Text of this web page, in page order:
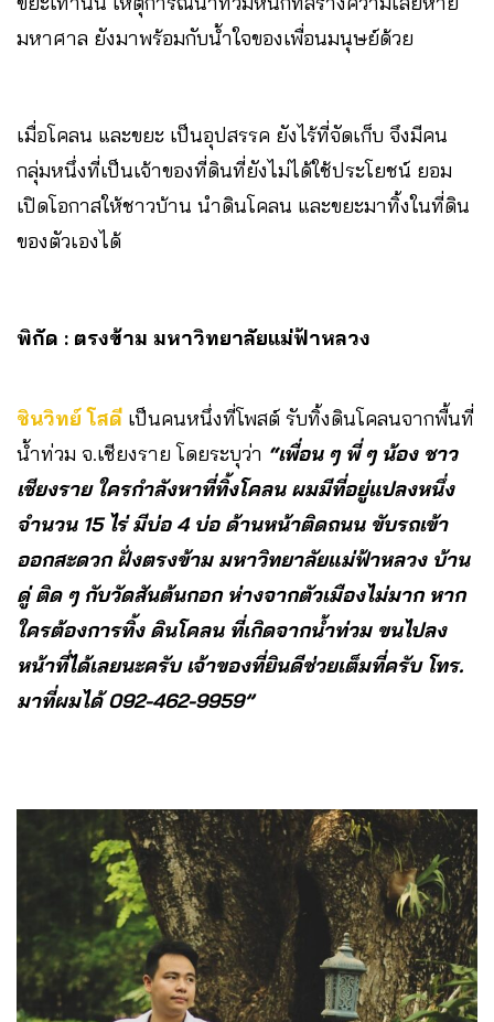
มหาศาล ยังมาพร้อมกับน้ำใจของเพื่อนมนุษย์ด้วย
เมื่อโคลน และขยะ เป็นอุปสรรค ยังไร้ที่จัดเก็บ จึงมีคน
กลุ่มหนึ่งที่เป็นเจ้าของที่ดินที่ยังไม่ได้ใช้ประโยชน์ ยอม
เปิดโอกาสให้ชาวบ้าน นำดินโคลน และขยะมาทิ้งในที่ดิน
ของตัวเองได้
พิกัด : ตรงข้าม มหาวิทยาลัยแม่ฟ้าหลวง
ชินวิทย์ โสดี เป็นคนหนึ่งที่โพสต์ รับทิ้งดินโคลนจากพื้นที่
น้ำท่วม จ.เชียงราย โดยระบุว่า “เพื่อน ๆ พี่ ๆ น้อง ชาว
เชียงราย ใครกำลังหาที่ทิ้งโคลน ผมมีที่อยู่แปลงหนึ่ง
จำนวน 15 ไร่ มีบ่อ 4 บ่อ ด้านหน้าติดถนน ขับรถเข้า
ออกสะดวก ฝั่งตรงข้าม มหาวิทยาลัยแม่ฟ้าหลวง บ้าน
ดู่ ติด ๆ กับวัดสันต้นกอก ห่างจากตัวเมืองไม่มาก หาก
ใครต้องการทิ้ง ดินโคลน ที่เกิดจากน้ำท่วม ขนไปลง
หน้าที่ได้เลยนะครับ เจ้าของที่ยินดีช่วยเต็มที่ครับ โทร.
มาที่ผมได้ 092-462-9959”